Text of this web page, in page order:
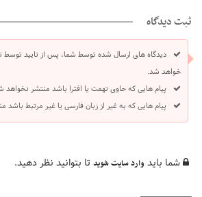
ثبت دیدگاه
دیدگاه های ارسال شده توسط شما، پس از تایید
خواهد شد.
پیام هایی که حاوی تهمت یا افترا باشد منتشر نخواهد
پیام هایی که به غیر از زبان فارسی یا غیر مرتبط
شما باید وارد سایت شوید تا بتوانید نظر دهید.